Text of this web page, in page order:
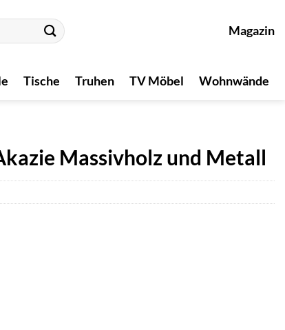
Magazin
Tische Truhen TV Möbel Wohnwände
Massivholz und Metall